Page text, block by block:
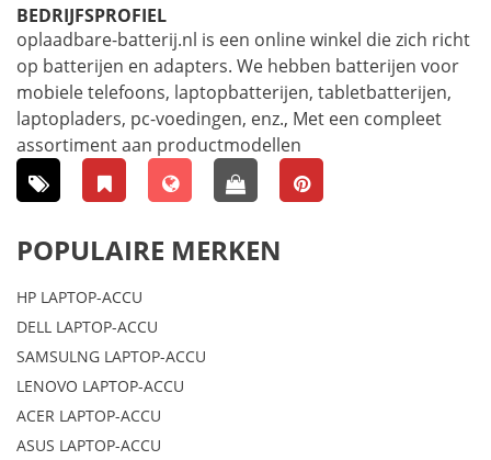
BEDRIJFSPROFIEL
oplaadbare-batterij.nl is een online winkel die zich richt
op batterijen en adapters. We hebben batterijen voor
mobiele telefoons, laptopbatterijen, tabletbatterijen,
laptopladers, pc-voedingen, enz., Met een compleet
assortiment aan productmodellen
POPULAIRE MERKEN
HP LAPTOP-ACCU
DELL LAPTOP-ACCU
SAMSULNG LAPTOP-ACCU
LENOVO LAPTOP-ACCU
ACER LAPTOP-ACCU
ASUS LAPTOP-ACCU